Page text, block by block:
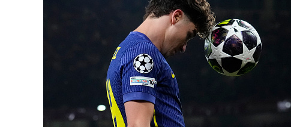
Таблицы групп Чемпионата Мира
Украина. Премьер-Лига
Украина. Первая Лига
Лига Чемпионов. Таблицы групп
Англия. Премьер-Лига
Испания. Ла Лига
Все таблицы >>>
Рейтинги
Рейтинг стран УЕФА